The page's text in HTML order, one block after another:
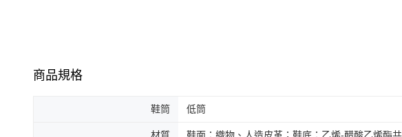
商品規格
鞋筒 低筒
材質 鞋面：織物、人造皮革；鞋底：乙烯-醋酸乙烯酯